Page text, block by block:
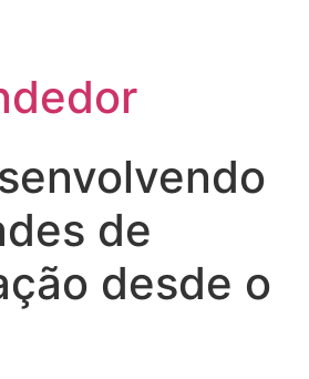
de
desde o